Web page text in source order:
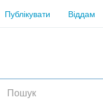
Публікувати Віддам